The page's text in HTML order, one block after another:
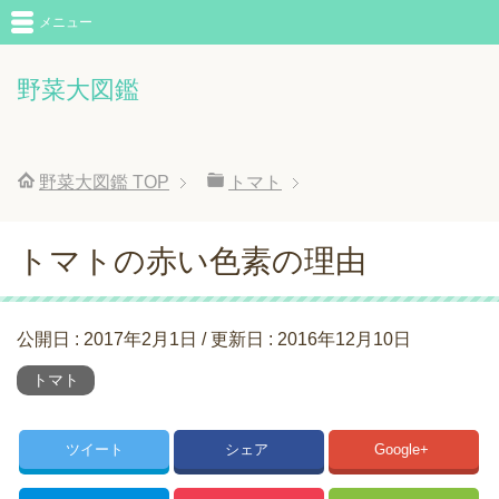
野菜大図鑑
メニュー
野菜大図鑑 TOP トマト
トマトの赤い色素の理由
公開日 : 2017年2月1日 / 更新日 : 2016年12月10日
トマト
ツイート シェア Google+